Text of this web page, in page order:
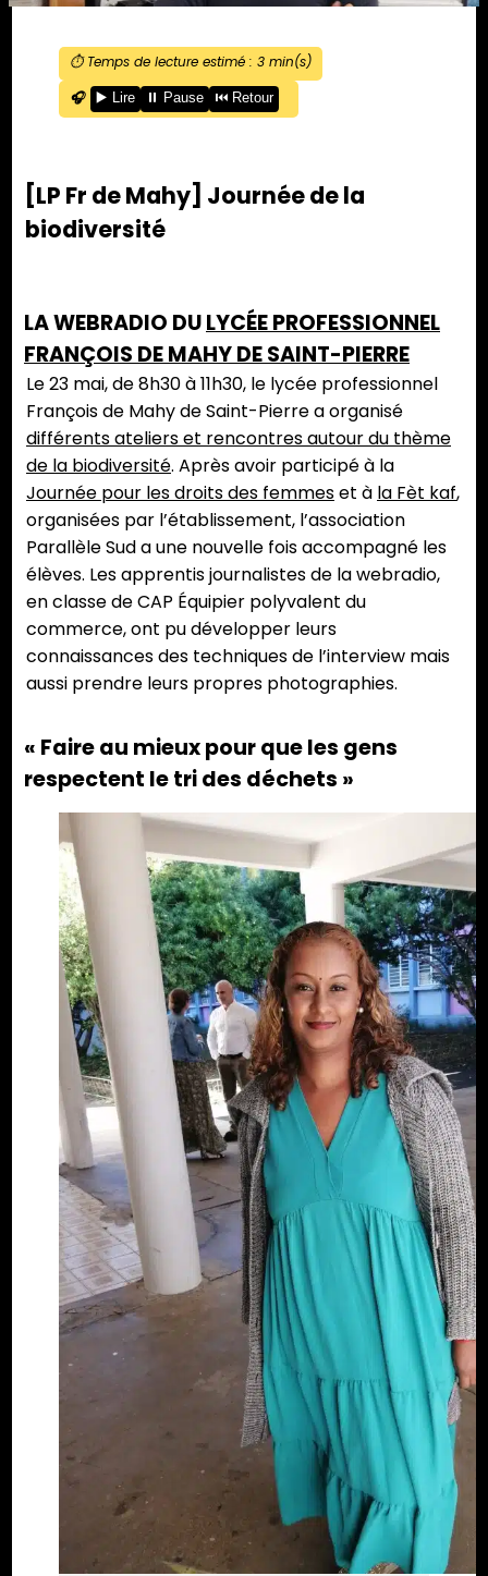
⏱️ Temps de lecture estimé : 3min(s)
🎧
▶️ Lire ⏸️ Pause ⏮️ Retour
[LP Fr de Mahy] Journée de la
biodiversité
LA WEBRADIO DULYCÉE PROFESSIONNEL
FRANÇOIS DE MAHY DE SAINT-PIERRE
Le 23 mai, de 8h30 à 11h30, le lycée professionnel
François de Mahy de Saint-Pierre a organisé
différents ateliers et rencontres autour du thème
de la biodiversité. Après avoir participé à la
Journée pour les droits des femmeset à la Fèt kaf,
organisées par l’établissement, l’association
Parallèle Sud a une nouvelle fois accompagné les
élèves. Les apprentis journalistes de la webradio,
en classe de CAP Équipier polyvalent du
commerce, ont pu développer leurs
connaissances des techniques de l’interview mais
aussi prendre leurs propres photographies.
« Faire au mieux pour que les gens
respectent le tri des déchets »